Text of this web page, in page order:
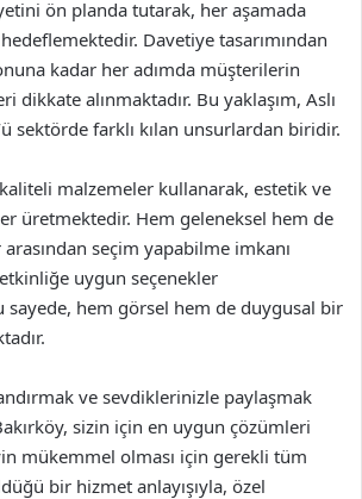
ön planda tutarak, her aşamada
Davetiye tasarımından
kadar her adımda müşterilerin
dikkate alınmaktadır. Bu yaklaşım, Aslı
sektörde farklı kılan unsurlardan biridir.
malzemeler kullanarak, estetik ve
üretmektedir. Hem geleneksel hem de
seçim yapabilme imkanı
uygun seçenekler
sayede, hem görsel hem de duygusal bir
ve sevdiklerinizle paylaşmak
sizin için en uygun çözümleri
mükemmel olması için gerekli tüm
bir hizmet anlayışıyla, özel